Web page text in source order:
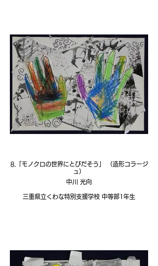
8.「モノクロの世界にとびだそう」 （造形コラージ
ュ）
中川 光向
三重県立くわな特別支援学校 中等部1年生